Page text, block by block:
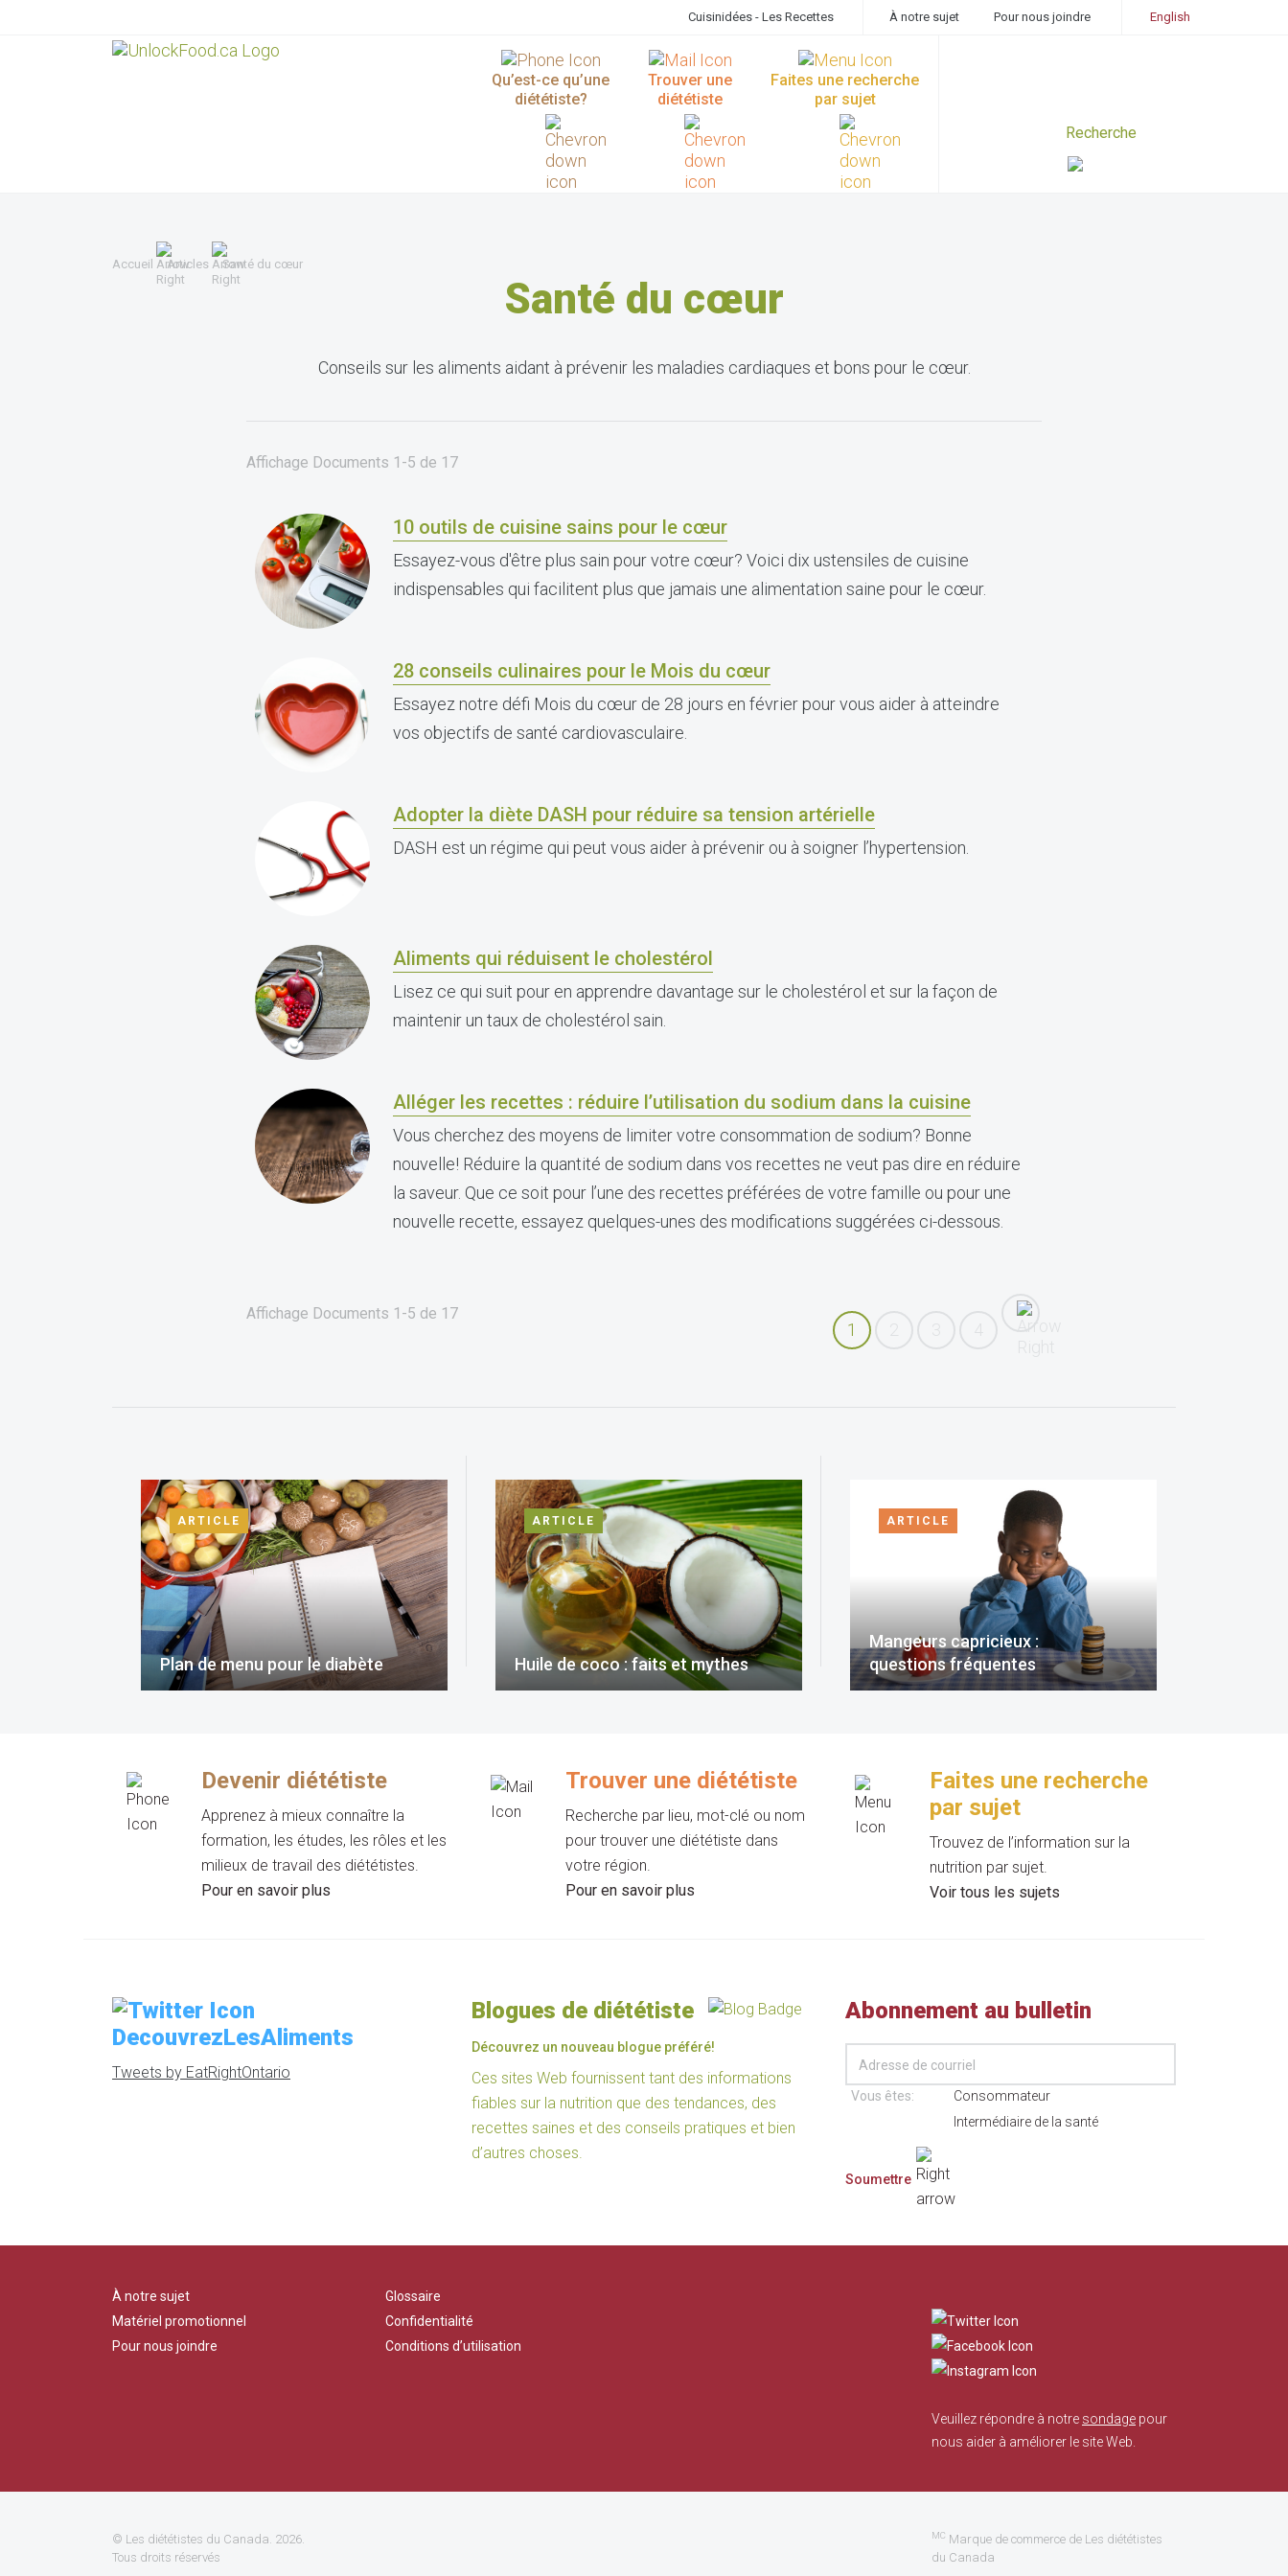
Cuisinidées - Les Recettes À notre sujet Pour nous joindre English
Qu’est-ce qu’une
diététiste?
Trouver une
diététiste
Faites une recherche
par sujet
Accueil Articles Santé du cœur
Santé du cœur
Conseils sur les aliments aidant à prévenir les maladies cardiaques et bons pour le cœur.
Affichage Documents 1-5 de 17
10 outils de cuisine sains pour le cœur
Essayez-vous d'être plus sain pour votre cœur? Voici dix ustensiles de cuisine
indispensables qui facilitent plus que jamais une alimentation saine pour le cœur.
28 conseils culinaires pour le Mois du cœur
Essayez notre défi Mois du cœur de 28 jours en février pour vous aider à atteindre
vos objectifs de santé cardiovasculaire.
Adopter la diète DASH pour réduire sa tension artérielle
DASH est un régime qui peut vous aider à prévenir ou à soigner l’hypertension.
Aliments qui réduisent le cholestérol
Lisez ce qui suit pour en apprendre davantage sur le cholestérol et sur la façon de
maintenir un taux de cholestérol sain.
Alléger les recettes : réduire l’utilisation du sodium dans la cuisine
Vous cherchez des moyens de limiter votre consommation de sodium? Bonne
nouvelle! Réduire la quantité de sodium dans vos recettes ne veut pas dire en réduire
la saveur. Que ce soit pour l’une des recettes préférées de votre famille ou pour une
nouvelle recette, essayez quelques-unes des modifications suggérées ci-dessous.
Affichage Documents 1-5 de 17
1
ARTICLE
Plan de menu pour le diabète
ARTICLE
Huile de coco : faits et mythes
ARTICLE
Mangeurs capricieux :
questions fréquentes
Devenir diététiste
Apprenez à mieux connaître la
formation, les études, les rôles et les
milieux de travail des diététistes.
Pour en savoir plus
Trouver une diététiste
Recherche par lieu, mot-clé ou nom
pour trouver une diététiste dans
votre région.
Pour en savoir plus
Faites une recherche
par sujet
Trouvez de l’information sur la
nutrition par sujet.
Voir tous les sujets
DecouvrezLesAliments
Tweets by EatRightOntario
Blogues de diététiste
Découvrez un nouveau blogue préféré!
Ces sites Web fournissent tant des informations
fiables sur la nutrition que des tendances, des
recettes saines et des conseils pratiques et bien
d’autres choses.
Abonnement au bulletin
Vous êtes:
Consommateur
Intermédiaire de la santé
À notre sujet
Matériel promotionnel
Pour nous joindre
Glossaire
Confidentialité
Conditions d’utilisation
Veuillez répondre à notre sondage pour
nous aider à améliorer le site Web.
© Les diététistes du Canada . 2026.
Tous droits réservés
MC Marque de commerce de Les diététistes
du Canada